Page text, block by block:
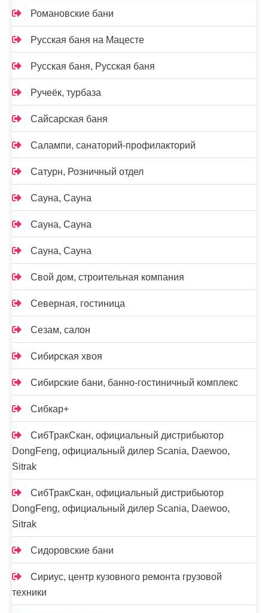
Романовские бани
Русская баня на Мацесте
Русская баня, Русская баня
Ручеёк, турбаза
Сайсарская баня
Салампи, санаторий-профилакторий
Сатурн, Розничный отдел
Сауна, Сауна
Сауна, Сауна
Сауна, Сауна
Свой дом, строительная компания
Северная, гостиница
Сезам, салон
Сибирская хвоя
Сибирские бани, банно-гостиничный комплекс
Сибкар+
СибТракСкан, официальный дистрибьютор
DongFeng, официальный дилер Scania, Daewoo,
Sitrak
СибТракСкан, официальный дистрибьютор
DongFeng, официальный дилер Scania, Daewoo,
Sitrak
Сидоровские бани
Сириус, центр кузовного ремонта грузовой
техники